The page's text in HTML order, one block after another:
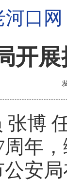
河口网
开
张博
年
安